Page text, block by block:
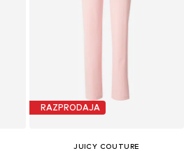
RAZPRODAJA
JUICY COUTURE